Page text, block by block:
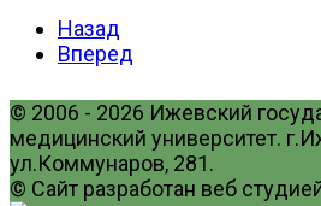
Назад
Вперед
© 2006 - 2026 Ижевский
медицинский университет.
ул.Коммунаров, 281.
© Сайт разработан веб